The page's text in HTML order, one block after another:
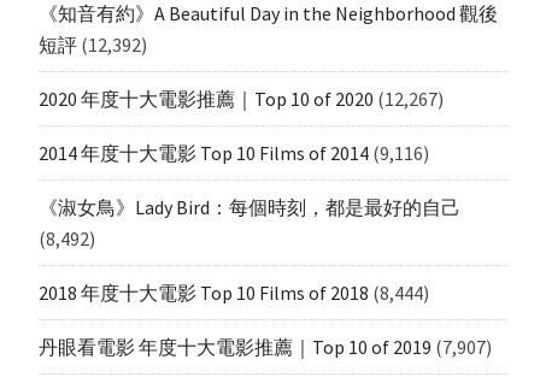
《知音有約》A Beautiful Day in the Neighborhood 觀後
短評 (12,392)
2020 年度十大電影推薦｜Top 10 of 2020 (12,267)
2014 年度十大電影 Top 10 Films of 2014 (9,116)
《淑女鳥》Lady Bird：每個時刻，都是最好的自己
(8,492)
2018 年度十大電影 Top 10 Films of 2018 (8,444)
丹眼看電影 年度十大電影推薦｜Top 10 of 2019 (7,907)